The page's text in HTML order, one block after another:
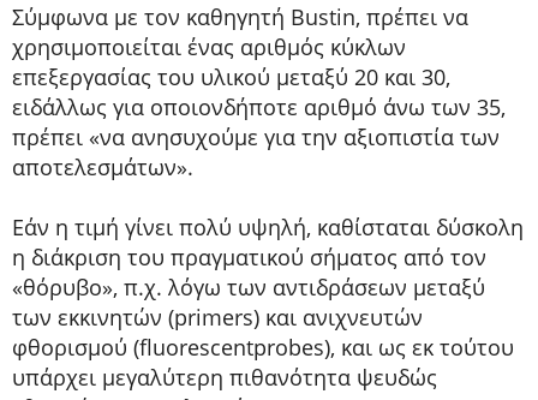
Σύμφωνα με τον καθηγητή Bustin, πρέπει να
χρησιμοποιείται ένας αριθμός κύκλων
επεξεργασίας του υλικού μεταξύ 20 και 30,
ειδάλλως για οποιονδήποτε αριθμό άνω των 35,
πρέπει «να ανησυχούμε για την αξιοπιστία των
αποτελεσμάτων».
Εάν η τιμή γίνει πολύ υψηλή, καθίσταται δύσκολη
η διάκριση του πραγματικού σήματος από τον
«θόρυβο», π.χ. λόγω των αντιδράσεων μεταξύ
των εκκινητών (primers) και ανιχνευτών
φθορισμού (fluorescentprobes), και ως εκ τούτου
υπάρχει μεγαλύτερη πιθανότητα ψευδώς